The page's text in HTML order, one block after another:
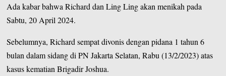
Ada kabar bahwa Richard dan Ling Ling akan menikah pada
Sabtu, 20 April 2024.
Sebelumnya, Richard sempat divonis dengan pidana 1 tahun 6
bulan dalam sidang di PN Jakarta Selatan, Rabu (13/2/2023) atas
kasus kematian Brigadir Joshua.